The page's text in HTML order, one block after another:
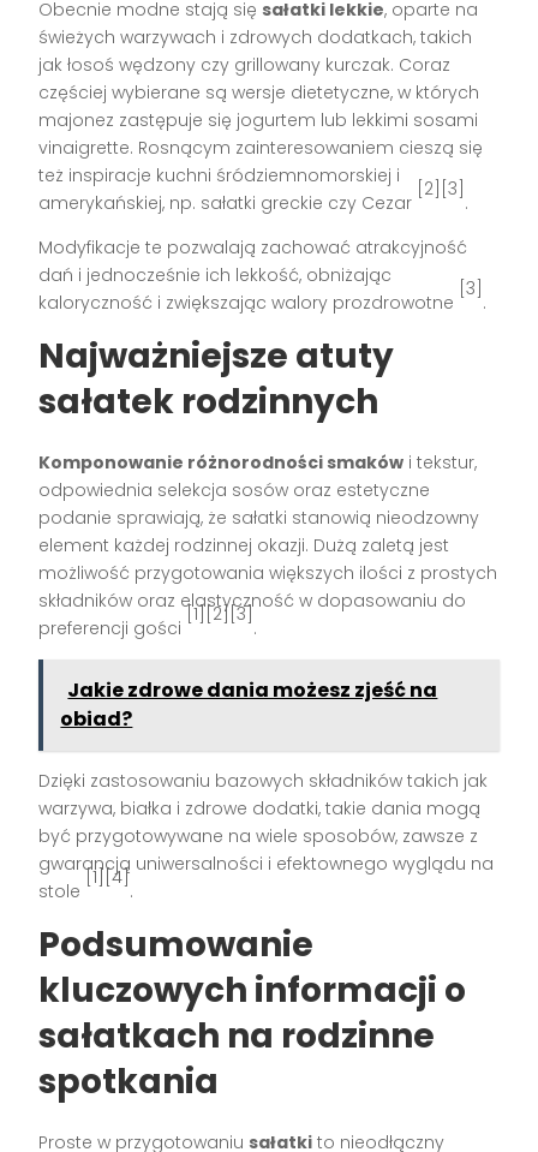
Obecnie modne stają się sałatki lekkie, oparte na
świeżych warzywach i zdrowych dodatkach, takich
jak łosoś wędzony czy grillowany kurczak. Coraz
częściej wybierane są wersje dietetyczne, w których
majonez zastępuje się jogurtem lub lekkimi sosami
vinaigrette. Rosnącym zainteresowaniem cieszą się
też inspiracje kuchni śródziemnomorskiej i
amerykańskiej, np. sałatki greckie czy Cezar
[2][3]
.
Modyfikacje te pozwalają zachować atrakcyjność
dań i jednocześnie ich lekkość, obniżając
kaloryczność i zwiększając walory prozdrowotne
[3]
.
Najważniejsze atuty
sałatek rodzinnych
Komponowanie różnorodności smaków i tekstur,
odpowiednia selekcja sosów oraz estetyczne
podanie sprawiają, że sałatki stanowią nieodzowny
element każdej rodzinnej okazji. Dużą zaletą jest
możliwość przygotowania większych ilości z prostych
składników oraz elastyczność w dopasowaniu do
preferencji gości
[1][2][3]
.
Jakie zdrowe dania możesz zjeść na
obiad?
Dzięki zastosowaniu bazowych składników takich jak
warzywa, białka i zdrowe dodatki, takie dania mogą
być przygotowywane na wiele sposobów, zawsze z
gwarancją uniwersalności i efektownego wyglądu na
stole
[1][4]
.
Podsumowanie
kluczowych informacji o
sałatkach na rodzinne
spotkania
Proste w przygotowaniu sałatki to nieodłączny